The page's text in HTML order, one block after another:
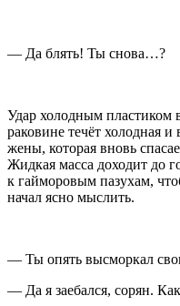
— Да блять! Ты снова…?
Удар холодным пластиком
раковине течёт холодная
жены, которая вновь
Жидкая масса доходит до
к гайморовым пазухам,
начал ясно мыслить.
— Ты опять высморкал
— Да я заебался, сорян.